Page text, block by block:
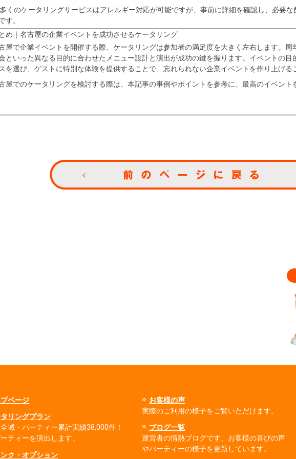
くのケータリングサービスはアレルギー対応が可能ですが、事前に詳細を確認し、必要
す。
め｜名古屋の企業イベントを成功させるケータリング
屋で企業イベントを開催する際、ケータリングは参加者の満足度を大きく左右します。周
といった異なる目的に合わせたメニュー設計と演出が成功の鍵を握ります。イベントの目
を選び、ゲストに特別な体験を提供することで、忘れられない企業イベントを作り上げる
屋でのケータリングを検討する際は、本記事の事例やポイントを参考に、最高のイベント
プページ
リングプラン
域・パーティー累計実績38,000件！
ティーを演出します。
ンク・オプション
お客様の声
実際のご利用の様子をご覧いただけます。
ブログ一覧
運営者の情熱ブログです、お客様の喜びの声
やパーティーの様子を更新しています。